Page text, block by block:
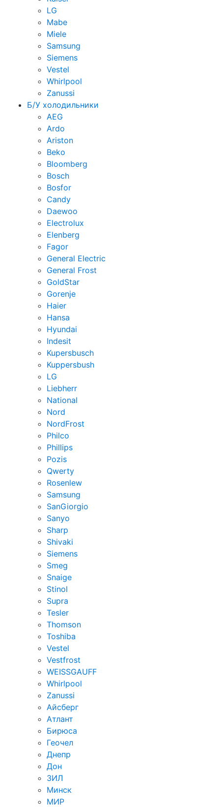
LG
Mabe
Miele
Samsung
Siemens
Vestel
Whirlpool
Zanussi
Б/У холодильники
AEG
Ardo
Ariston
Beko
Bloomberg
Bosch
Bosfor
Candy
Daewoo
Electrolux
Elenberg
Fagor
General Electric
General Frost
GoldStar
Gorenje
Haier
Hansa
Hyundai
Indesit
Kupersbusch
Kuppersbush
LG
Liebherr
National
Nord
NordFrost
Philco
Phillips
Pozis
Qwerty
Rosenlew
Samsung
SanGiorgio
Sanyo
Sharp
Shivaki
Siemens
Smeg
Snaige
Stinol
Supra
Tesler
Thomson
Toshiba
Vestel
Vestfrost
WEISSGAUFF
Whirlpool
Zanussi
Айсберг
Атлант
Бирюса
Геочел
Днепр
Дон
ЗИЛ
Минск
МИР